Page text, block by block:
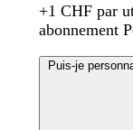
+1 CHF par
abonnement
Puis-je